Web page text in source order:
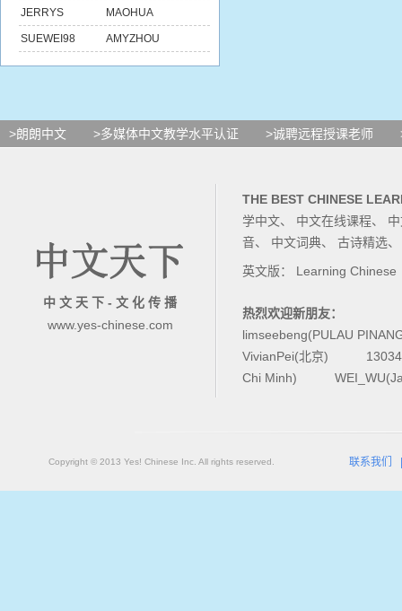
JERRYS MAOHUA
SUEWEI98 AMYZHOU
>朗朗中文 >多媒体中文教学水平认证 >诚聘远程授课老师
中 文 天 下 - 文 化 传 播
www.yes-chinese.com
THE BEST CHINESE
学中文、 中文在线课程、
音、 中文词典、 古诗精选
英文版： Learning Chinese
热烈欢迎新朋友：
limseebeng(PULAU
VivianPei(北京)
Chi Minh)
Copyright © 2013 Yes! Chinese Inc. All rights reserved. 联系我们